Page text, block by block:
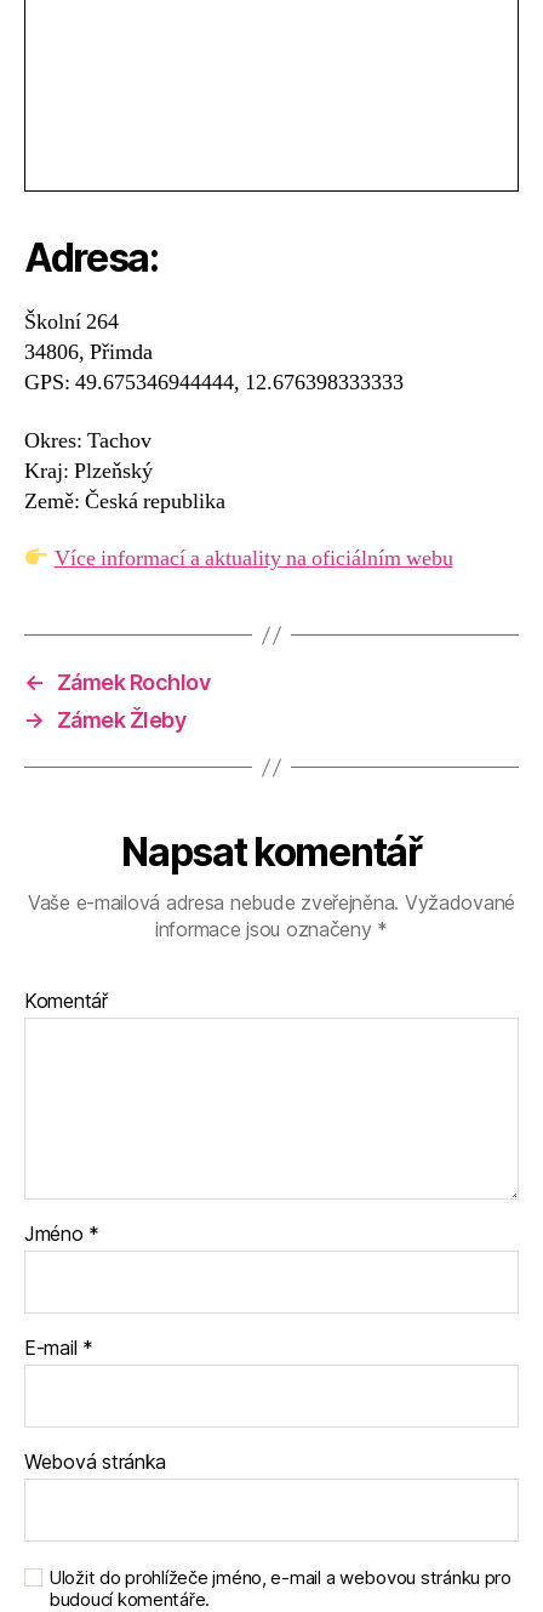
Adresa:
Školní 264
34806, Přimda
GPS: 49.675346944444, 12.676398333333
Okres: Tachov
Kraj: Plzeňský
Země: Česká republika
Více informací a aktuality na oficiálním webu
←
Zámek Rochlov
→
Zámek Žleby
Napsat komentář
Vaše e-mailová adresa nebude zveřejněna. Vyžadované
informace jsou označeny *
Komentář
Jméno *
E-mail *
Webová stránka
Uložit do prohlížeče jméno, e-mail a webovou stránku pro
budoucí komentáře.